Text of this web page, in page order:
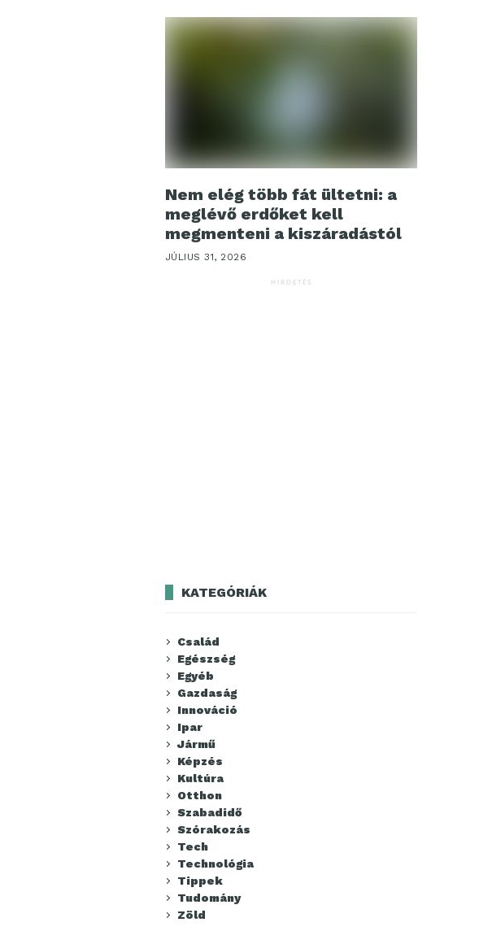
Nem elég több fát ültetni: a
meglévő erdőket kell
megmenteni a kiszáradástól
JÚLIUS 31, 2026
HIRDETÉS
KATEGÓRIÁK
Család
Egészség
Egyéb
Gazdaság
Innováció
Ipar
Jármű
Képzés
Kultúra
Otthon
Szabadidő
Szórakozás
Tech
Technológia
Tippek
Tudomány
Zöld